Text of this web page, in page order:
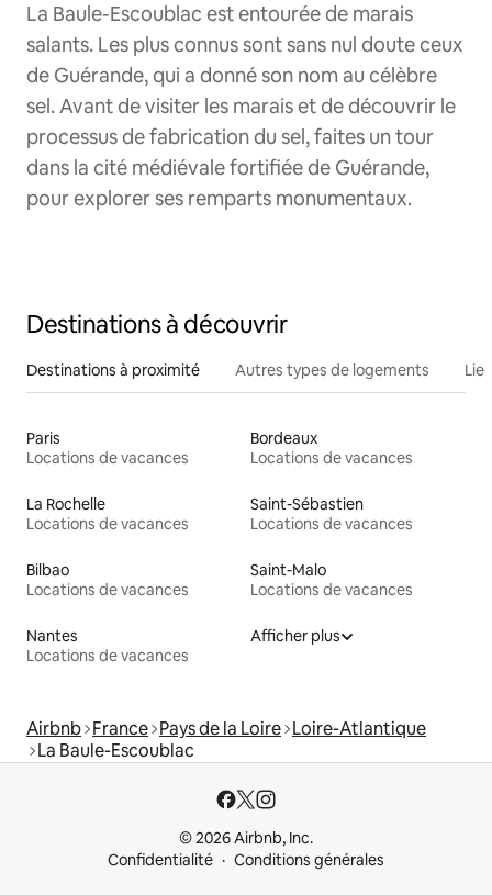
La Baule-Escoublac est entourée de marais
salants. Les plus connus sont sans nul doute ceux
de Guérande, qui a donné son nom au célèbre
sel. Avant de visiter les marais et de découvrir le
processus de fabrication du sel, faites un tour
dans la cité médiévale fortifiée de Guérande,
pour explorer ses remparts monumentaux.
Destinations à découvrir
Destinations à proximité Autres types de logements
Paris
Locations de vacances
Bordeaux
Locations de vacances
La Rochelle
Locations de vacances
Saint-Sébastien
Locations de vacances
Bilbao
Locations de vacances
Saint-Malo
Locations de vacances
Nantes
Locations de vacances
Afficher plus
Airbnb France Pays de la Loire Loire-Atlantique
La Baule-Escoublac
© 2026 Airbnb, Inc.
Confidentialité
Conditions générales